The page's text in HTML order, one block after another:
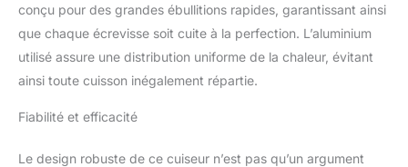
conçu pour des grandes ébullitions rapides, garantissant ainsi
que chaque écrevisse soit cuite à la perfection. L’aluminium
utilisé assure une distribution uniforme de la chaleur, évitant
ainsi toute cuisson inégalement répartie.
Fiabilité et efficacité
Le design robuste de ce cuiseur n’est pas qu’un argument